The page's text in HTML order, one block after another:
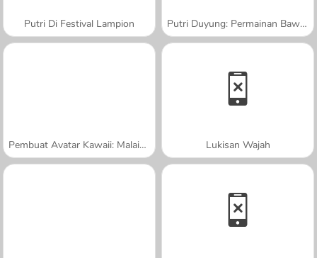
Putri Di Festival Lampion Putri Duyung: Permainan Bawah Air
Pembuat Avatar Kawaii: Malaikat atau Iblis Lukisan Wajah